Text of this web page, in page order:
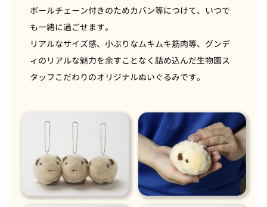
ボールチェーン付きのためカバン等につけて、いつで
も一緒に過ごせます。
リアルなサイズ感、小ぶりなムキムキ筋肉等、グンデ
ィのリアルな魅力を余すことなく詰め込んだ生物園ス
タッフこだわりのオリジナルぬいぐるみです。